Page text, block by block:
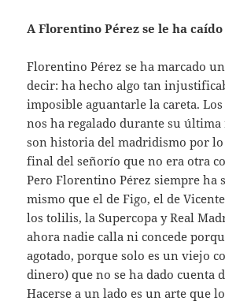
A Florentino Pérez se le ha
Florentino Pérez se ha marcado
decir: ha hecho algo tan
imposible aguantarle la careta.
nos ha regalado durante su última
son historia del madridismo por
final del señorío que no era otra
Pero Florentino Pérez siempre ha
mismo que el de Figo, el de
los tolilis, la Supercopa y Real
ahora nadie calla ni concede
agotado, porque solo es un viejo
dinero) que no se ha dado cuenta
Hacerse a un lado es un arte que